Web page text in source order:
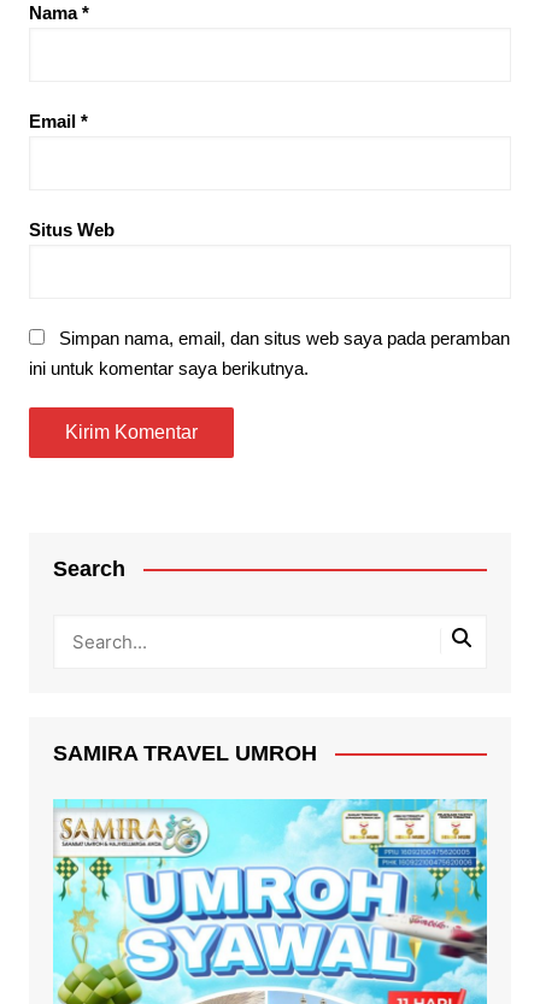
Nama*
Email *
Situs Web
Simpan nama, email, dan situs web saya pada peramban
ini untuk komentar saya berikutnya.
Search
SAMIRA TRAVEL UMROH